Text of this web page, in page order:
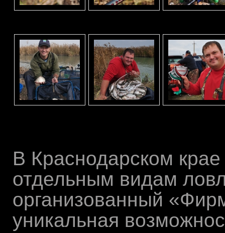
В Краснодарском
отдельным видам
организованный
уникальная